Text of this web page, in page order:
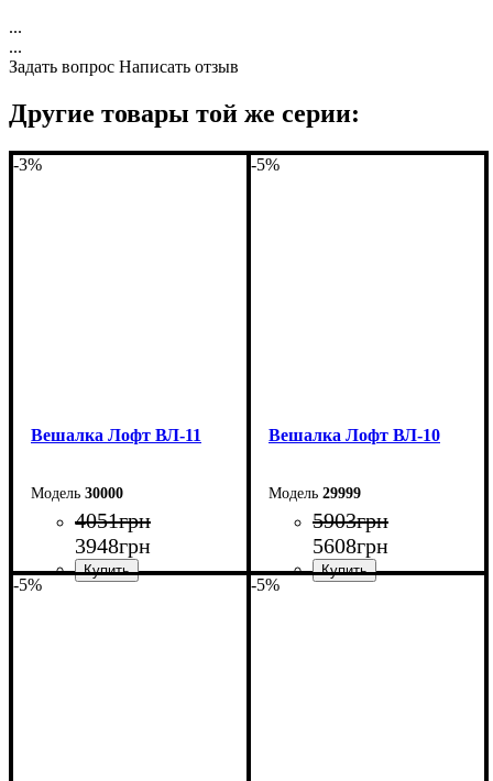
...
...
Задать вопрос Написать отзыв
Другие товары той же серии:
-3%
Вешалка Лофт ВЛ-11
30000
4051грн
3948грн
-5%
Вешалка Лофт ВЛ-10
29999
5903грн
5608грн
-5% -5%